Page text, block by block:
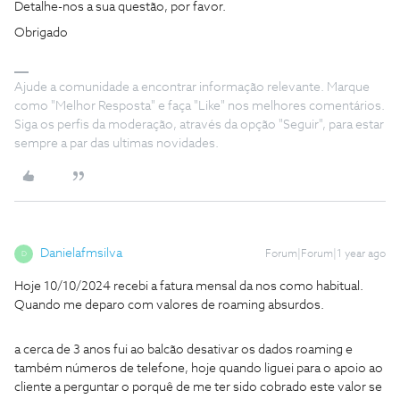
Detalhe-nos a sua questão, por favor.
Obrigado
Ajude a comunidade a encontrar informação relevante. Marque
como "Melhor Resposta" e faça "Like" nos melhores comentários.
Siga os perfis da moderação, através da opção "Seguir", para estar
sempre a par das ultimas novidades.
D Danielafmsilva Forum|Forum|1 year ago
Hoje 10/10/2024 recebi a fatura mensal da nos como habitual.
Quando me deparo com valores de roaming absurdos.
a cerca de 3 anos fui ao balcão desativar os dados roaming e
também números de telefone, hoje quando liguei para o apoio ao
cliente a perguntar o porquê de me ter sido cobrado este valor se